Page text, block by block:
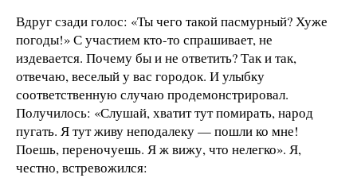
Вдруг сзади голос: «Ты чего такой пасмурный? Хуже
погоды!» С участием кто-то спрашивает, не
издевается. Почему бы и не ответить? Так и так,
отвечаю, веселый у вас городок. И улыбку
соответственную случаю продемонстрировал.
Получилось: «Слушай, хватит тут помирать, народ
пугать. Я тут живу неподалеку — пошли ко мне!
Поешь, переночуешь. Я ж вижу, что нелегко». Я,
честно, встревожился: